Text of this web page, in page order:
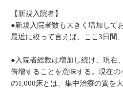
【新規入院者】
●新規入院者数も大きく増加して
最近に絞って言えば、ここ3日間
●入院者総数は増加し続け、現在
倍増することを意味する。現在
の1,000床とは、集中治療の質を